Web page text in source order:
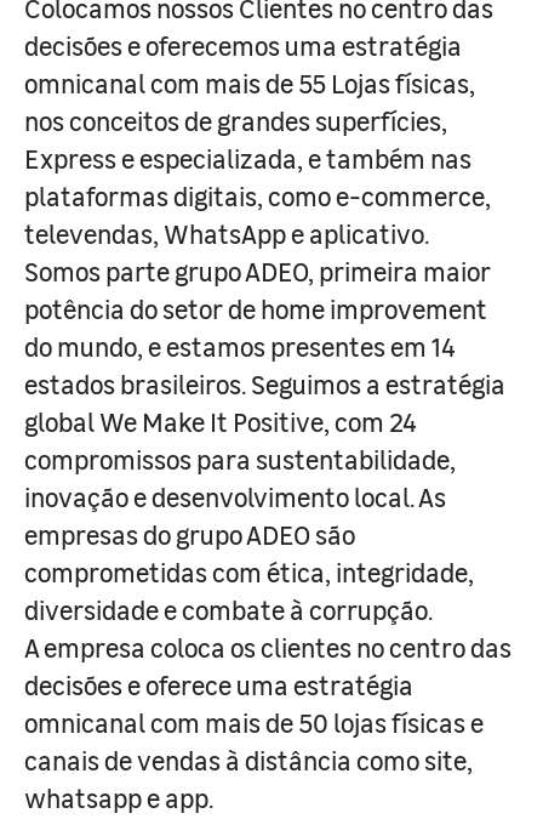
Colocamos nossos Clientes no centro das
decisões e oferecemos uma estratégia
omnicanal com mais de 55 Lojas físicas,
nos conceitos de grandes superfícies,
Express e especializada, e também nas
plataformas digitais, como e-commerce,
televendas, WhatsApp e aplicativo.
Somos parte grupo ADEO, primeira maior
potência do setor de home improvement
do mundo, e estamos presentes em 14
estados brasileiros. Seguimos a estratégia
global We Make It Positive, com 24
compromissos para sustentabilidade,
inovação e desenvolvimento local. As
empresas do grupo ADEO são
comprometidas com ética, integridade,
diversidade e combate à corrupção.
A empresa coloca os clientes no centro das
decisões e oferece uma estratégia
omnicanal com mais de 50 lojas físicas e
canais de vendas à distância como site,
whatsapp e app.